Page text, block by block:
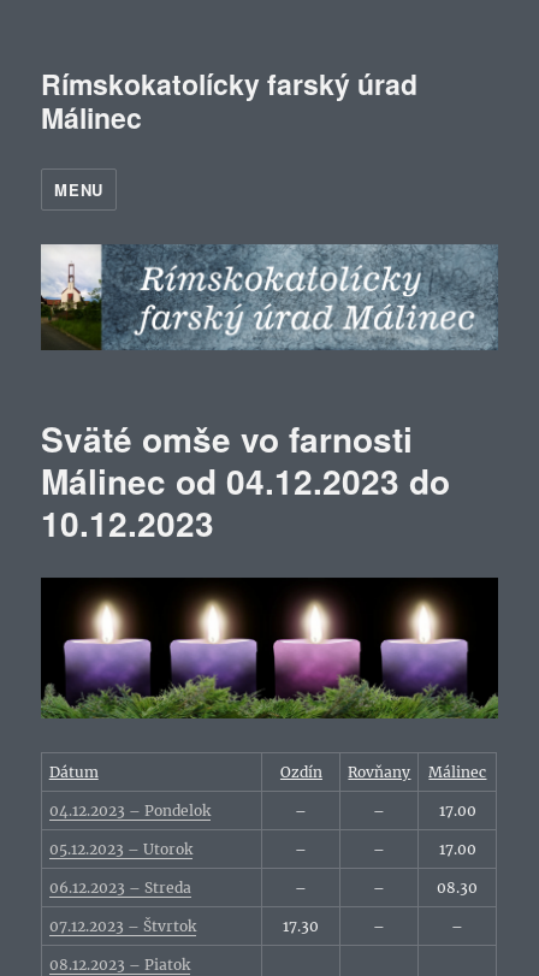
Rímskokatolícky farský úrad
Málinec
MENU
Sväté omše vo farnosti
Málinec od 04.12.2023 do
10.12.2023
Dátum Ozdín Rovňany Málinec
04.12.2023 – Pondelok – – 17.00
05.12.2023 – Utorok – – 17.00
06.12.2023 – Streda – – 08.30
07.12.2023 – Štvrtok 17.30 – –
08.12.2023 – Piatok